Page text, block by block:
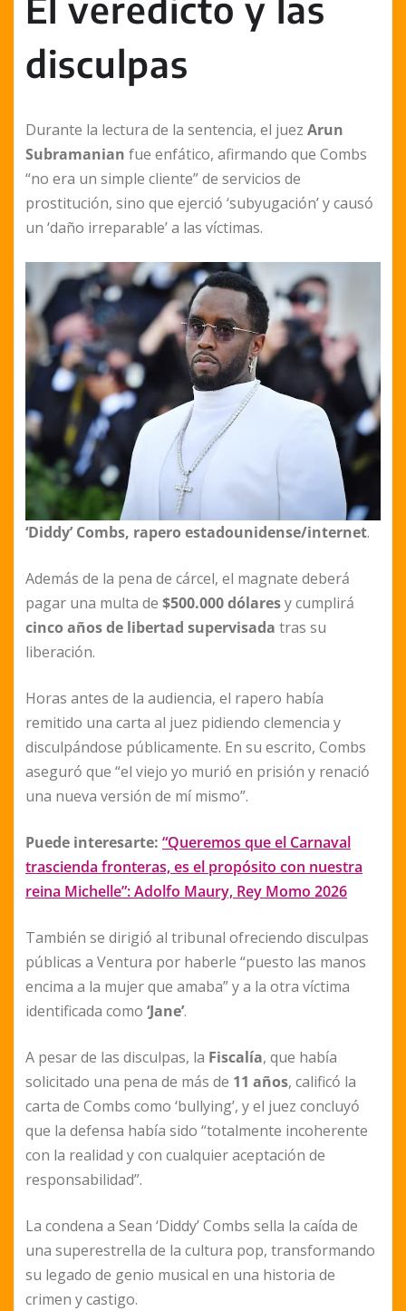
El veredicto y las
disculpas
Durante la lectura de la sentencia, el juez Arun
Subramanian fue enfático, afirmando que Combs
“no era un simple cliente” de servicios de
prostitución, sino que ejerció ‘subyugación’ y causó
un ‘daño irreparable’ a las víctimas.
‘Diddy’ Combs, rapero estadounidense/internet.
Además de la pena de cárcel, el magnate deberá
pagar una multa de $500.000 dólaresy cumplirá
cinco años de libertad supervisada tras su
liberación.
Horas antes de la audiencia, el rapero había
remitido una carta al juez pidiendo clemencia y
disculpándose públicamente. En su escrito, Combs
aseguró que “el viejo yo murió en prisión y renació
una nueva versión de mí mismo”.
Puede interesarte: “Queremos que el Carnaval
trascienda fronteras, es el propósito con nuestra
reina Michelle”: Adolfo Maury, Rey Momo 2026
También se dirigió al tribunal ofreciendo disculpas
públicas a Ventura por haberle “puesto las manos
encima a la mujer que amaba” y a la otra víctima
identificada como ‘Jane’.
A pesar de las disculpas, la Fiscalía, que había
solicitado una pena de más de 11 años, calificó la
carta de Combs como ‘bullying’, y el juez concluyó
que la defensa había sido “totalmente incoherente
con la realidad y con cualquier aceptación de
responsabilidad”.
La condena a Sean ‘Diddy’ Combs sella la caída de
una superestrella de la cultura pop, transformando
su legado de genio musical en una historia de
crimen y castigo.